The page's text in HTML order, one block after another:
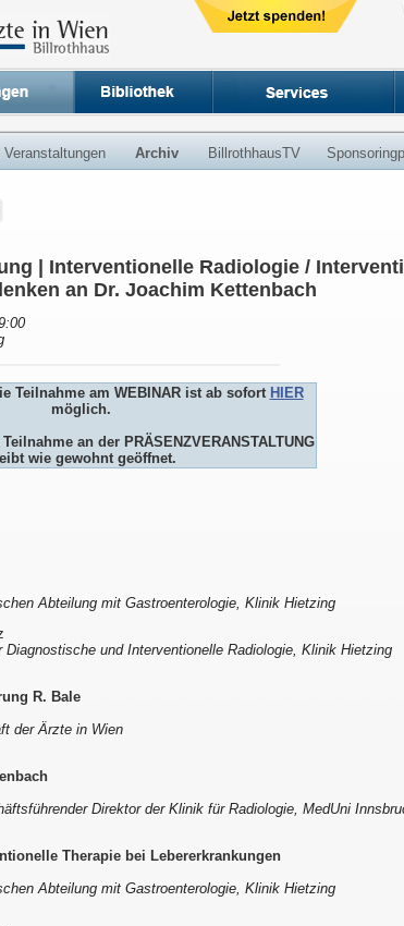
Veranstaltungen Archiv BillrothhausTV
| Interventionelle Radiologie /
an Dr. Joachim Kettenbach
Teilnahme am WEBINAR ist ab sofort HIER
möglich.
an der PRÄSENZVERANSTALTUNG
wie gewohnt geöffnet.
Abteilung mit Gastroenterologie, Klinik Hietzing
und Interventionelle Radiologie, Klinik Hietzing
R. Bale
der Ärzte in Wien
Direktor der Klinik für Radiologie, MedUni
Therapie bei Lebererkrankungen
Abteilung mit Gastroenterologie, Klinik Hietzing